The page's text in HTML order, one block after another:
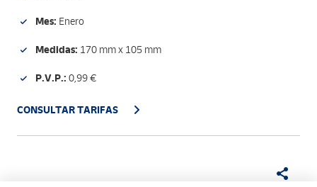
Mes: Enero
Medidas: 170 mm x 105 mm
P.V.P.: 0,99 €
CONSULTAR TARIFAS